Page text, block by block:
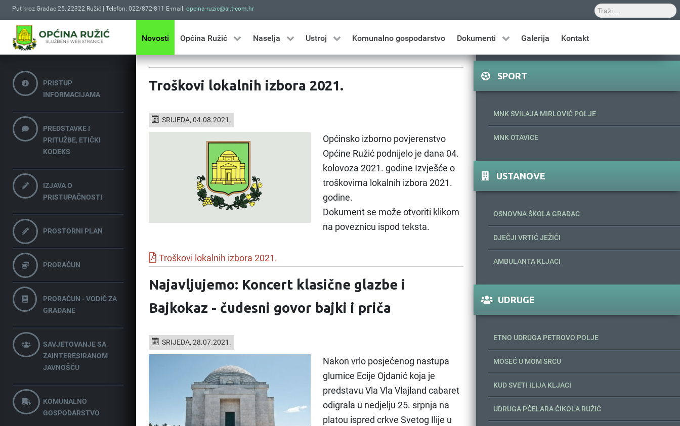
Put kroz Gradac 25, 22322 Ružić | Telefon: 022/872-811 E-mail: opcina-ruzic@si.t-com.hr
Novosti Općina Ružić Naselja Ustroj Komunalno gospodarstvo Dokumenti Galerija Kontakt
PRISTUP
INFORMACIJAMA
PREDSTAVKE I
PRITUŽBE, ETIČKI
KODEKS
IZJAVA O
PRISTUPAČNOSTI
PROSTORNI PLAN
PRORAČUN
PRORAČUN - VODIČ ZA
GRAĐANE
SAVJETOVANJE SA
ZAINTERESIRANOM
JAVNOŠĆU
KOMUNALNO
GOSPODARSTVO
Troškovi lokalnih izbora 2021.
SRIJEDA, 04.08.2021.
Općinsko izborno povjerenstvo
Općine Ružić podnijelo je dana 04.
kolovoza 2021. godine Izvješće o
troškovima lokalnih izbora 2021.
godine.
Dokument se može otvoriti klikom
na poveznicu ispod teksta.
Troškovi lokalnih izbora 2021.
Najavljujemo: Koncert klasične glazbe i
Bajkokaz - čudesni govor bajki i priča
SRIJEDA, 28.07.2021.
Nakon vrlo posjećenog nastupa
glumice Ecije Ojdanić koja je
predstavu Vla Vla Vlajland cabaret
odigrala u nedjelju 25. srpnja na
platou ispred crkve Svetog Ilije u
SPORT
MNK SVILAJA MIRLOVIĆ POLJE
MNK OTAVICE
USTANOVE
OSNOVNA ŠKOLA GRADAC
DJEČJI VRTIĆ JEŽIĆI
AMBULANTA KLJACI
UDRUGE
ETNO UDRUGA PETROVO POLJE
MOSEĆ U MOM SRCU
KUD SVETI ILIJA KLJACI
UDRUGA PČELARA ČIKOLA RUŽIĆ